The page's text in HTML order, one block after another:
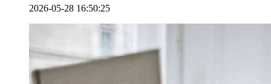
2026-05-28 16:50:25